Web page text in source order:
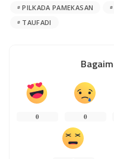
PILKADA PAMEKASAN
TAUFADI
0 0